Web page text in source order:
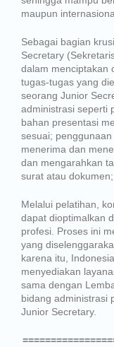
maupun
Sebagai bagian
Secretary
dalam menciptakan
tugas-tugas yang
seorang Junior
administrasi seperti
bahan presentasi
sesuai;
menerima dan
dan mengarahkan
surat atau
Melalui pelatihan,
dapat dioptimalkan
profesi. Proses ini
yang
karena itu,
menyediakan
sama dengan
bidang administrasi
Junior Secretary.